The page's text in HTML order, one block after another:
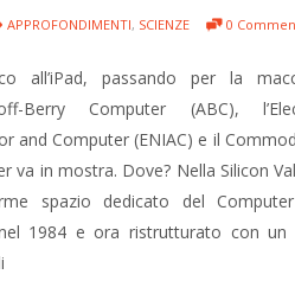
APPROFONDIMENTI, SCIENZE 0
all’iPad, passando per la
Berry Computer (ABC),
and Computer (ENIAC) e il
va in mostra. Dove? Nella Silicon
spazio dedicato del
1984 e ora ristrutturato con un